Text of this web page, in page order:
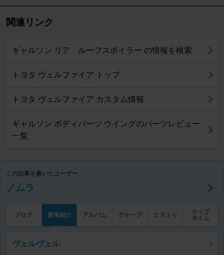
関連リンク
ギャルソン リア ルーフスポイラー の情報を検索
トヨタ ヴェルファイア トップ
トヨタ ヴェルファイア カスタム情報
ギャルソン ボディパーツ ウイングのパーツレビュー
一覧
この記事を書いたユーザー
ノムラ
ブログ 愛車紹介 アルバム グループ ヒストリ
ラップ
タイム
ヴェルヴェル